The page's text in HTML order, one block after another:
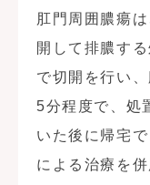
肛門周囲膿瘍
開して排膿す
で切開を行い
5分程度で、処
いた後に帰宅
による治療を